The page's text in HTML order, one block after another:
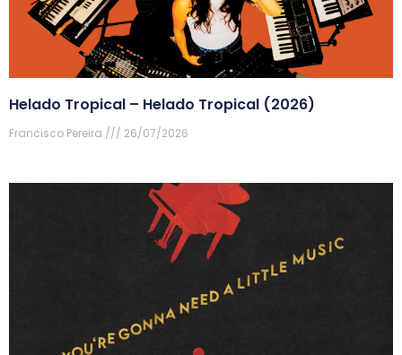
Helado Tropical – Helado Tropical (2026)
Francisco Pereira 26/07/2026